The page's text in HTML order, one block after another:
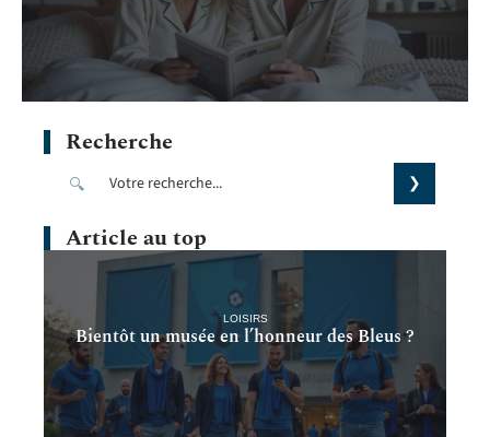
Recherche
Article au top
LOISIRS
Bientôt un musée en l’honneur des Bleus ?